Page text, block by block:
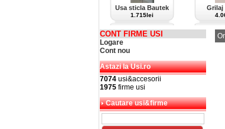
Usa sticla Bautek
1.715lei
Grilaj
CONT FIRME USI
Logare
Cont nou
Astazi la Usi.ro
7074 usi&accesorii
1975 firme usi
Cautare usi&firme